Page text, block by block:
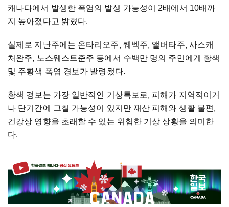
캐나다에서 발생한 폭염의 발생 가능성이 2배에서 10배까
지 높아졌다고 밝혔다.
실제로 지난주에는 온타리오주, 퀘벡주, 앨버타주, 사스캐
처완주, 노스웨스트준주 등에서 수백만 명의 주민에게 황색
및 주황색 폭염 경보가 발령됐다.
황색 경보는 가장 일반적인 기상특보로, 피해가 지역적이거
나 단기간에 그칠 가능성이 있지만 재산 피해와 생활 불편,
건강상 영향을 초래할 수 있는 위험한 기상 상황을 의미한
다.